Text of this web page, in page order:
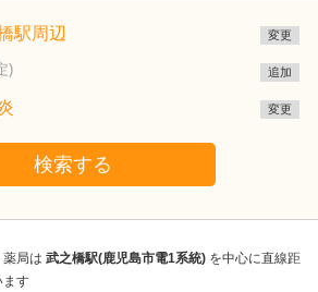
駅周辺 変更
) 追加
変更
検索する
局は 武之橋駅(鹿児島市電1系統) を中心に直線距
ます